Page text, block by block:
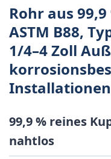
Rohr aus
ASTM B88,
1/4–4 Zoll
Installationen
99,9 % reines
nahtlos